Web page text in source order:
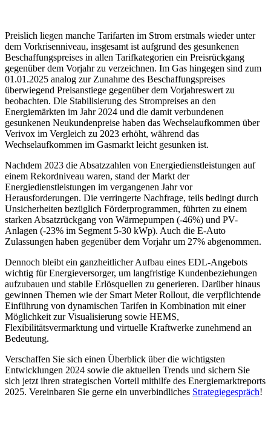
Preislich liegen manche Tarifarten im Strom erstmals wieder unter
dem Vorkrisenniveau, insgesamt ist aufgrund des gesunkenen
Beschaffungspreises in allen Tarifkategorien ein Preisrückgang
gegenüber dem Vorjahr zu verzeichnen. Im Gas hingegen sind zum
01.01.2025 analog zur Zunahme des Beschaffungspreises
überwiegend Preisanstiege gegenüber dem Vorjahreswert zu
beobachten. Die Stabilisierung des Strompreises an den
Energiemärkten im Jahr 2024 und die damit verbundenen
gesunkenen Neukundenpreise haben das Wechselaufkommen über
Verivox im Vergleich zu 2023 erhöht, während das
Wechselaufkommen im Gasmarkt leicht gesunken ist.
Nachdem 2023 die Absatzzahlen von Energiedienstleistungen auf
einem Rekordniveau waren, stand der Markt der
Energiedienstleistungen im vergangenen Jahr vor
Herausforderungen. Die verringerte Nachfrage, teils bedingt durch
Unsicherheiten bezüglich Förderprogrammen, führten zu einem
starken Absatzrückgang von Wärmepumpen (-46%) und PV-
Anlagen (-23% im Segment 5-30 kWp). Auch die E-Auto
Zulassungen haben gegenüber dem Vorjahr um 27% abgenommen.
Dennoch bleibt ein ganzheitlicher Aufbau eines EDL-Angebots
wichtig für Energieversorger, um langfristige Kundenbeziehungen
aufzubauen und stabile Erlösquellen zu generieren. Darüber hinaus
gewinnen Themen wie der Smart Meter Rollout, die verpflichtende
Einführung von dynamischen Tarifen in Kombination mit einer
Möglichkeit zur Visualisierung sowie HEMS,
Flexibilitätsvermarktung und virtuelle Kraftwerke zunehmend an
Bedeutung.
Verschaffen Sie sich einen Überblick über die wichtigsten
Entwicklungen 2024 sowie die aktuellen Trends und sichern Sie
sich jetzt ihren strategischen Vorteil mithilfe des Energiemarktreports
2025. Vereinbaren Sie gerne ein unverbindliches Strategiegespräch!